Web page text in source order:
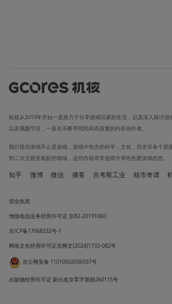
机核从2010年开始一直致力于分享游戏玩家的生活，以及深入探讨
以及视频节目，一直在不断寻找民间高质量的内容创作者。
我们坚信游戏不止是游戏，游戏中包含的科学，文化，历史等各个层
到二次元甚至电影的领域，这些内容非常值得分享给热爱游戏的您。
知乎 微博 微信 播客 吉考斯工业 核市奇谭
营业执照
增值电信业务经营许可证 京B2-20191060
京ICP备17068232号-1
网络文化经营许可证京网文[2024]1733-082号
京公网安备 11010502036937号
出版物经营许可证 新出发京零字第朝260115号